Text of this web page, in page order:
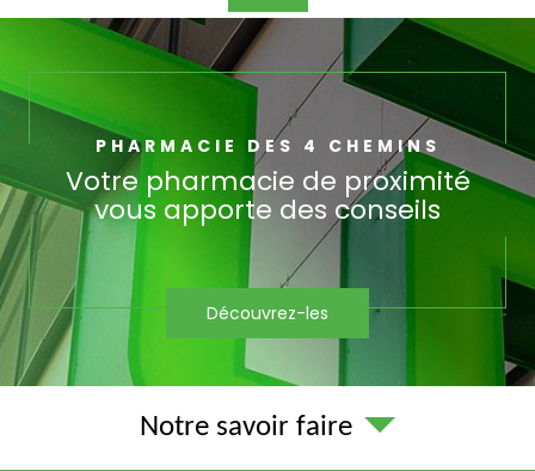
PHARMACIE DES 4 CHEMINS
Votre pharmacie de proximité
vous apporte des conseils
Découvrez-les
Notre savoir faire